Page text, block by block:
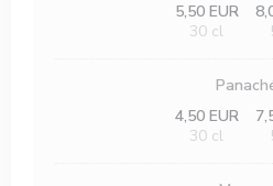
5,50 EUR
30 cl
4,50 EUR
30 cl